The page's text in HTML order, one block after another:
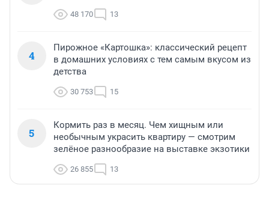
48 170 13
4
Пирожное «Картошка»: классический рецепт
в домашних условиях с тем самым вкусом из
детства
30 753 15
5
Кормить раз в месяц. Чем хищным или
необычным украсить квартиру — смотрим
зелёное разнообразие на выставке экзотики
26 855 13